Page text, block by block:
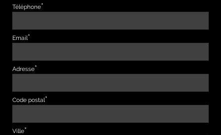
Téléphone
Email
Adresse
Code postal
Ville